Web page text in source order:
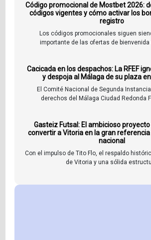
Código promocional de Mostbet 2026:
códigos vigentes y cómo activar los
registro
Los códigos promocionales siguen
importante de las ofertas de bienvenida
Cacicada en los despachos: La RFEF
y despoja al Málaga de su plaza
El Comité Nacional de Segunda
derechos del Málaga Ciudad Redonda
Gasteiz Futsal: El ambicioso
convertir a Vitoria en la gran
nacional
Con el impulso de Tito Flo, el respaldo
de Vitoria y una sólida